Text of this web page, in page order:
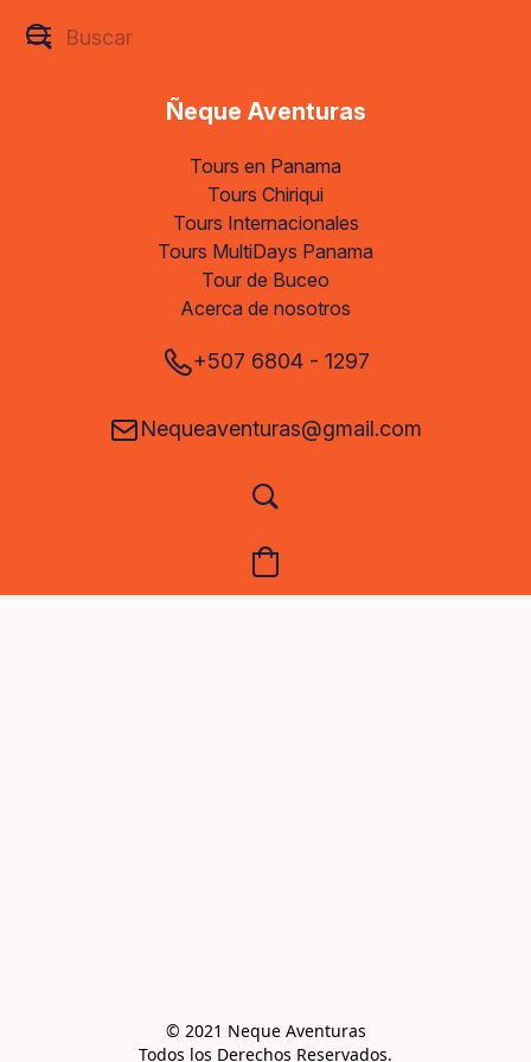
Ñeque Aventuras
Tours en Panama
Tours Chiriqui
Tours Internacionales
Tours MultiDays Panama
Tour de Buceo
Acerca de nosotros
+507 6804 - 1297
Nequeaventuras@gmail.com
© 2021 Neque Aventuras
Todos los Derechos Reservados.